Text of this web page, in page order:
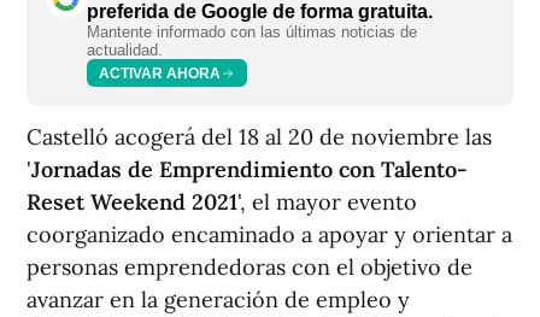
preferida de Google de forma gratuita.
Mantente informado con las últimas noticias de
actualidad.
ACTIVAR AHORA
Castelló acogerá del 18 al 20 de noviembre las
'Jornadas de Emprendimiento con Talento-
Reset Weekend 2021', el mayor evento
coorganizado encaminado a apoyar y orientar a
personas emprendedoras con el objetivo de
avanzar en la generación de empleo y